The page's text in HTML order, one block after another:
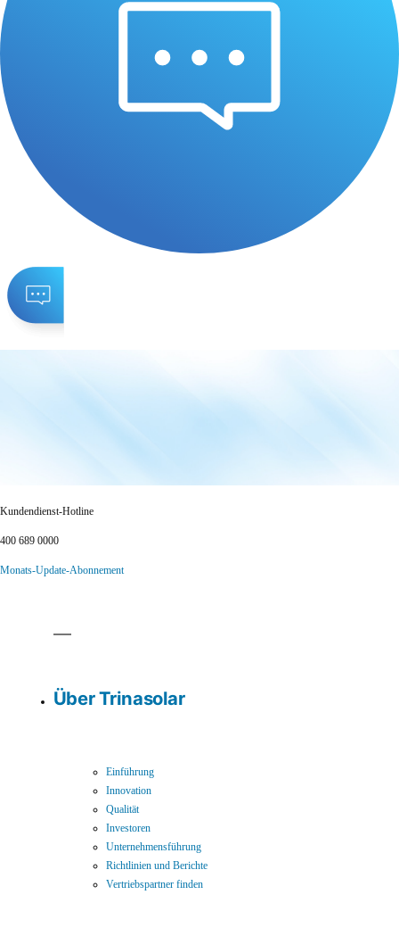
Kundendienst-Hotline
400 689 0000
Monats-Update-Abonnement
Über Trinasolar
Einführung
Innovation
Qualität
Investoren
Unternehmensführung
Richtlinien und Berichte
Vertriebspartner finden